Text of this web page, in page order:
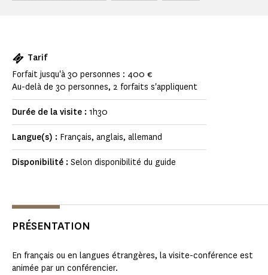
Tarif
Forfait jusqu'à 30 personnes : 400 €
Au-delà de 30 personnes, 2 forfaits s'appliquent
Durée de la visite : 1h30
Langue(s) : Français, anglais, allemand
Disponibilité : Selon disponibilité du guide
PRÉSENTATION
En français ou en langues étrangères, la visite-conférence est
animée par un conférencier.